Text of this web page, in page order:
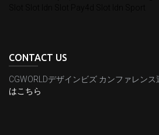
CONTACT US
CGWORLDデザインビズ カンファレンス
はこちら